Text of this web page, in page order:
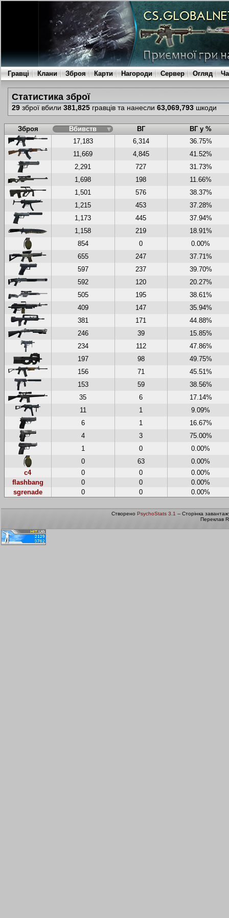
Гравці Клани Зброя Карти Нагороди Сервер Огляд
Статистика зброї
29зброї вбили 381,825гравців та нанесли 63,069,793шкоди
Зброя Вбивств ВГ
ВГ у %
17,183
6,314
36.75%
11,669
4,845
41.52%
2,291
727
31.73%
1,698
198
11.66%
1,501
576
38.37%
1,215
453
37.28%
1,173
445
37.94%
1,158
219
18.91%
854
0
0.00%
655
247
37.71%
597
237
39.70%
592
120
20.27%
505
195
38.61%
409
147
35.94%
381
171
44.88%
246
39
15.85%
234
112
47.86%
197
98
49.75%
156
71
45.51%
153
59
38.56%
35
6
17.14%
11
1
9.09%
6
1
16.67%
4
3
75.00%
1
0
0.00%
0
63
0.00%
c4
0 0
0.00%
flashbang
0 0
0.00%
sgrenade
0 0 0.00%
Створено PsychoStats 3.1 -- Сторінка
Переклав